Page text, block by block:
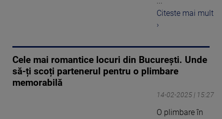
Citeste mai mult
›
Cele mai romantice locuri din București. Unde
să-ți scoți partenerul pentru o plimbare
memorabilă
14-02-2025 | 15:27
O plimbare în